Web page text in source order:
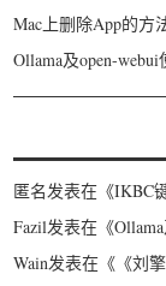
Mac上删除App的方
Ollama及open-
匿名发表在《IKBC
Fazil发表在《
Wain发表在《 《刘